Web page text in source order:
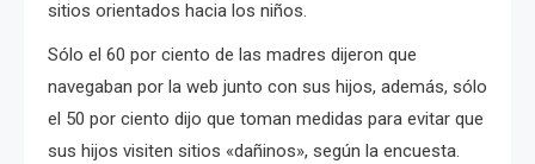
sitios orientados hacia los niños.
Sólo el 60 por ciento de las madres dijeron que
navegaban por la web junto con sus hijos, además, sólo
el 50 por ciento dijo que toman medidas para evitar que
sus hijos visiten sitios «dañinos», según la encuesta.